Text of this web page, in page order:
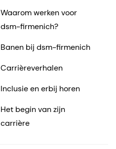
Waarom werken voor
dsm-firmenich?
Banen bij dsm-firmenich
Carrièreverhalen
Inclusie en erbij horen
Het begin van zijn
carrière